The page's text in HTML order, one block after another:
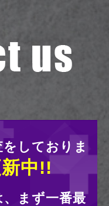
しておりま
中!!
まず一番最